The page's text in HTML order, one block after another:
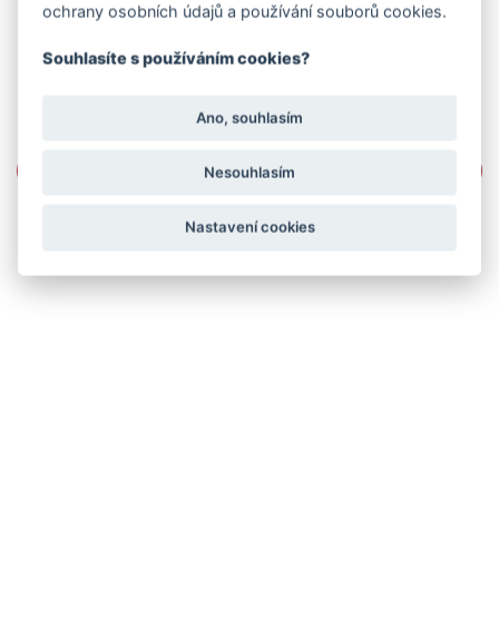
ochrany osobních údajů a používání souborů cookies.
Souhlasíte s používáním cookies?
Ano, souhlasím
Nesouhlasím
Nastavení cookies